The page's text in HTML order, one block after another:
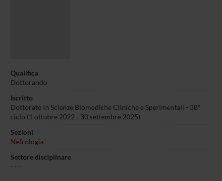
Qualifica
Dottorando
Iscritto
Dottorato in Scienze Biomediche Cliniche e Sperimentali - 38°
ciclo (1 ottobre 2022 - 30 settembre 2025)
Sezioni
Nefrologia
Settore disciplinare
- - -